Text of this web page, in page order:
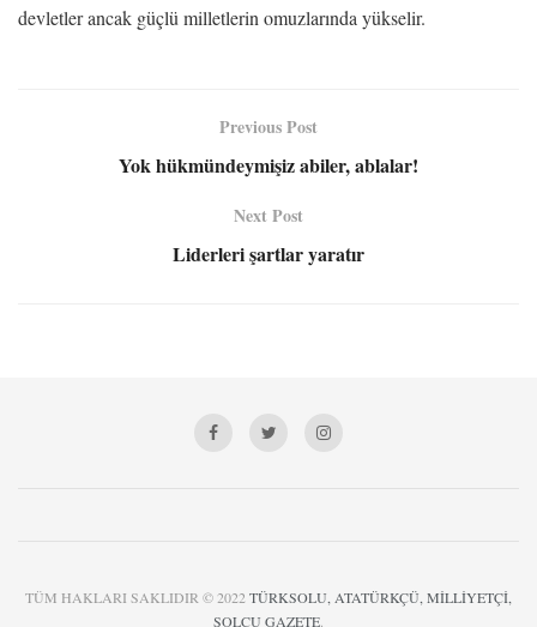
devletler ancak güçlü milletlerin omuzlarında yükselir.
Previous Post
Yok hükmündeymişiz abiler, ablalar!
Next Post
Liderleri şartlar yaratır
TÜM HAKLARI SAKLIDIR © 2022 TÜRKSOLU, ATATÜRKÇÜ, MİLLİYETÇİ,
SOLCU GAZETE